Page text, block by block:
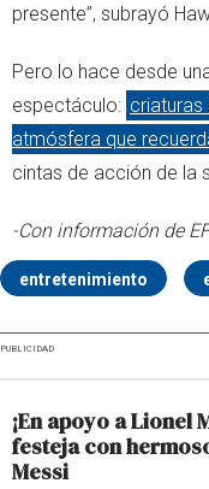
presente”, subrayó
Pero lo hace desde
espectáculo: criaturas
atmósfera que
cintas de acción de la
-Con información de
entretenimiento
PUBLICIDAD
¡En apoyo a Lionel
festeja con
Messi